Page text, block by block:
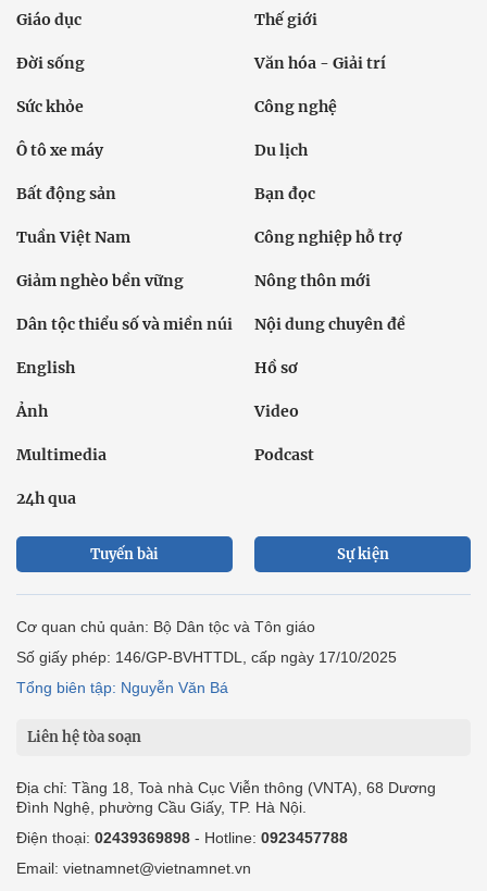
Giáo dục Thế giới
Đời sống Văn hóa - Giải trí
Sức khỏe Công nghệ
Ô tô xe máy Du lịch
Bất động sản Bạn đọc
Tuần Việt Nam Công nghiệp hỗ trợ
Giảm nghèo bền vững Nông thôn mới
Dân tộc thiểu số và miền núi Nội dung chuyên đề
English Hồ sơ
Ảnh Video
Multimedia Podcast
24h qua
Tuyến bài Sự kiện
Cơ quan chủ quản: Bộ Dân tộc và Tôn giáo
Số giấy phép: 146/GP-BVHTTDL, cấp ngày 17/10/2025
Tổng biên tập: Nguyễn Văn Bá
Liên hệ tòa soạn
Địa chỉ: Tầng 18, Toà nhà Cục Viễn thông (VNTA), 68 Dương
Đình Nghệ, phường Cầu Giấy, TP. Hà Nội.
Điện thoại: 02439369898 - Hotline: 0923457788
Email: vietnamnet@vietnamnet.vn